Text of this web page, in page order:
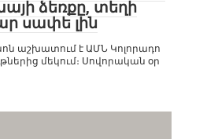
ձեռքը, տեղի
սափե լին
աշխատում է ԱՄՆ Կոլորադո
մեկում։ Սովորական օր